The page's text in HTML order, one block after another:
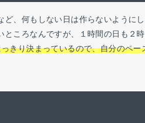
ど、何もしない日は作らないように
ころなんですが、１時間の日も２時
きり決まっているので、自分のペー